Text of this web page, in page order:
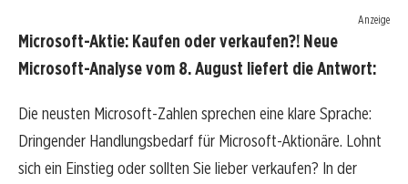
Anzeige
Microsoft-Aktie: Kaufen oder verkaufen?! Neue
Microsoft-Analyse vom 8. August liefert die Antwort:
Die neusten Microsoft-Zahlen sprechen eine klare Sprache:
Dringender Handlungsbedarf für Microsoft-Aktionäre. Lohnt
sich ein Einstieg oder sollten Sie lieber verkaufen? In der